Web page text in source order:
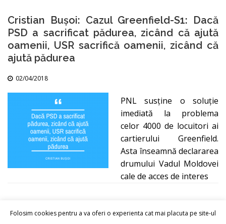
Cristian Bușoi: Cazul Greenfield-S1: Dacă
PSD a sacrificat pădurea, zicând că ajută
oamenii, USR sacrifică oamenii, zicând că
ajută pădurea
02/04/2018
PNL susţine o soluţie
imediată la problema
celor 4000 de locuitori ai
cartierului Greenfield.
Asta înseamnă declararea
drumului Vadul Moldovei
cale de acces de interes
Folosim cookies pentru a va oferi o experienta cat mai placuta pe site-ul